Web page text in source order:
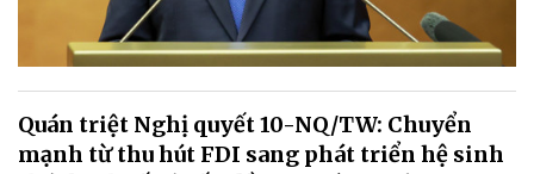
Quán triệt Nghị quyết 10-NQ/TW: Chuyển
mạnh từ thu hút FDI sang phát triển hệ sinh